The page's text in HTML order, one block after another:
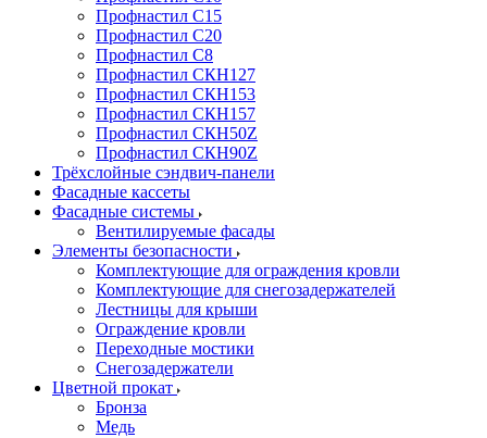
Профнастил С15
Профнастил С20
Профнастил С8
Профнастил СКН127
Профнастил СКН153
Профнастил СКН157
Профнастил СКН50Z
Профнастил СКН90Z
Трёхслойные сэндвич-панели
Фасадные кассеты
Фасадные системы
Вентилируемые фасады
Элементы безопасности
Комплектующие для ограждения кровли
Комплектующие для снегозадержателей
Лестницы для крыши
Ограждение кровли
Переходные мостики
Снегозадержатели
Цветной прокат
Бронза
Медь